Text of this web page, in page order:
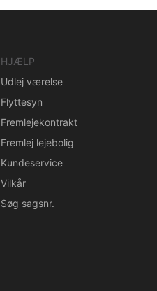
HJÆLP
Udlej værelse
Flyttesyn
Fremlejekontrakt
Fremlej lejebolig
Kundeservice
Vilkår
Søg sagsnr.